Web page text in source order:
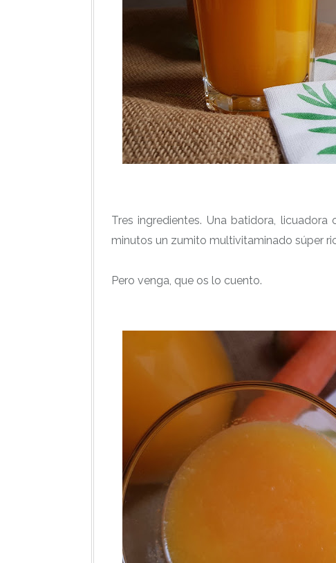
Tres ingredientes. Una batidora,
minutos un zumito multivitaminado súper
Pero venga, que os lo cuento.